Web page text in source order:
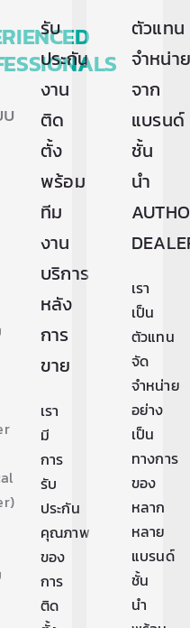
รับ
ประกัน
งาน
ติด
ตั้ง
พร้อม
ทีม
งาน
บริการ
หลัง
การ
ขาย
เรา
มี
การ
รับ
ประกัน
คุณภาพ
ของ
การ
ติด
ตัวแทน
จำหน่า
จาก
แบรนด์
ชั้น
นำ
เรา
เป็น
ตัวแทน
จัด
จำหน่าย
อย่าง
เป็น
ทางการ
ของ
หลาก
หลาย
แบรนด์
ชั้น
นำ